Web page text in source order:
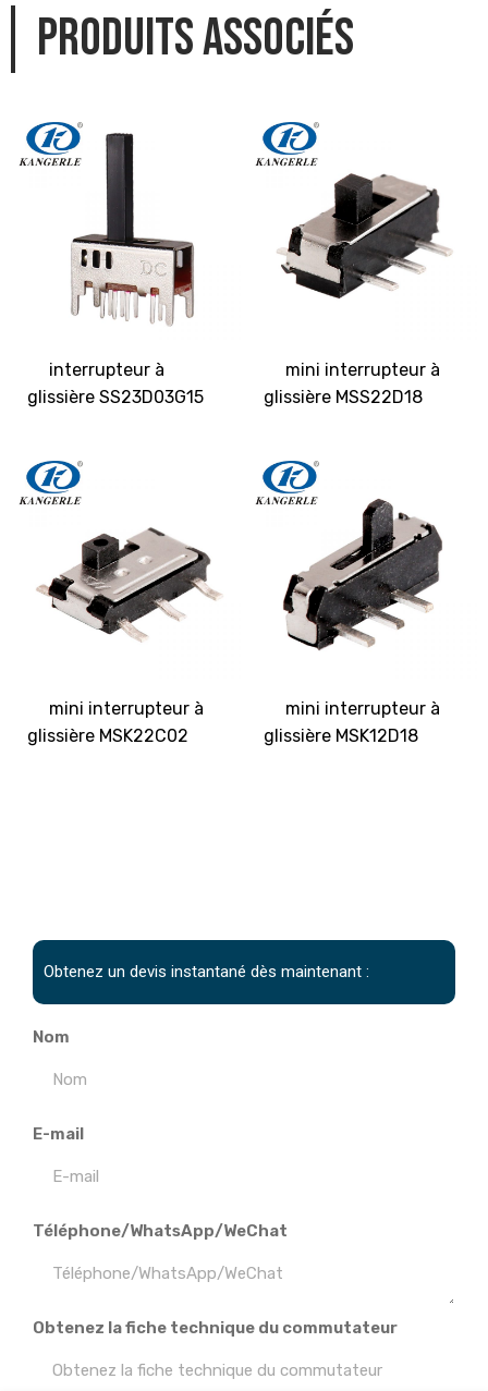
Produits associés
interrupteur à
glissière SS23D03G15
mini interrupteur à
glissière MSS22D18
mini interrupteur à
glissière MSK22C02
mini interrupteur à
glissière MSK12D18
Obtenez un devis instantané dès maintenant :
Nom
E-mail
Téléphone/WhatsApp/WeChat
Obtenez la fiche technique du commutateur